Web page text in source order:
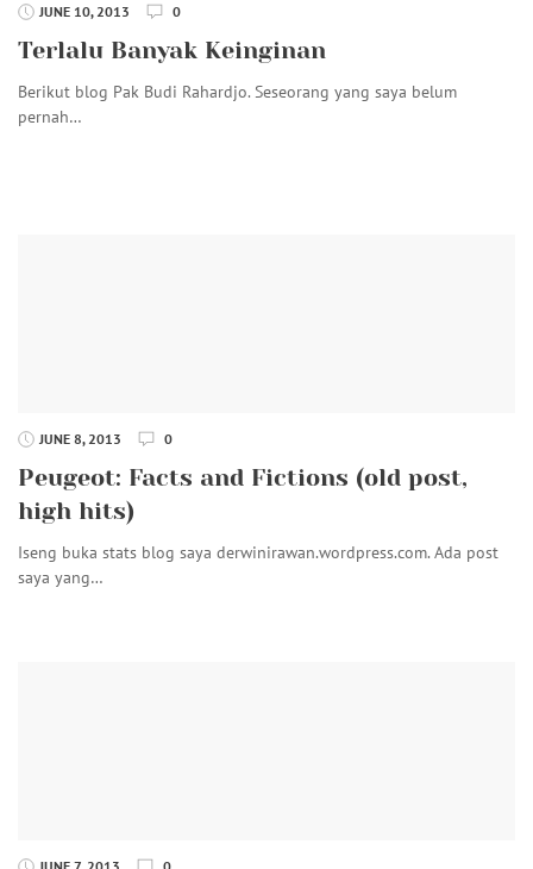
JUNE 10, 2013 0
Terlalu Banyak Keinginan
Berikut blog Pak Budi Rahardjo. Seseorang yang saya belum
pernah…
JUNE 8, 2013 0
Peugeot: Facts and Fictions (old post,
high hits)
Iseng buka stats blog saya derwinirawan.wordpress.com. Ada post
saya yang…
JUNE 7, 2013 0